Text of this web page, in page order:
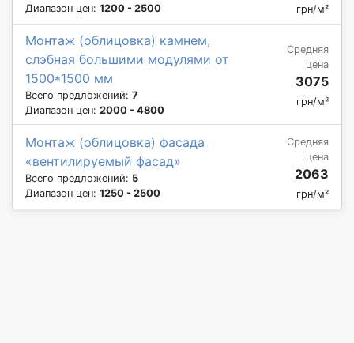
Диапазон цен: 1200 - 2500 грн/м²
Монтаж (облицовка) камнем,
слэбная большими модулями от
1500*1500 мм
Всего предложений: 7
Диапазон цен: 2000 - 4800
Средняя
цена
3075
грн/м²
Монтаж (облицовка) фасада
«вентилируемый фасад»
Всего предложений: 5
Диапазон цен: 1250 - 2500
Средняя
цена
2063
грн/м²